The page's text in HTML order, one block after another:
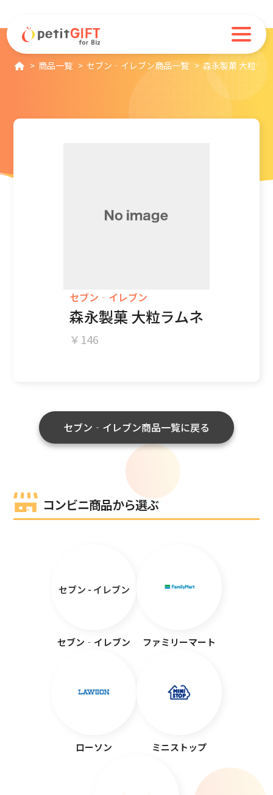
商品一覧 セブン‐イレブン商品一覧 森永製菓 大粒ラ
セブン‐イレブン
森永製菓 大粒ラムネ
146
セブン‐イレブン商品一覧に戻る
コンビニ商品から選ぶ
セブン - イレブン
セブン‐イレブン ファミリーマート
ローソン ミニストップ